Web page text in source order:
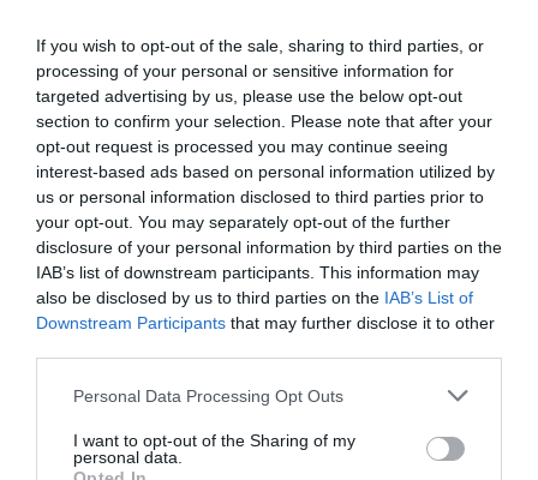
If you wish to opt-out of the sale, sharing to third parties, or
processing of your personal or sensitive information for
targeted advertising by us, please use the below opt-out
section to confirm your selection. Please note that after your
opt-out request is processed you may continue seeing
interest-based ads based on personal information utilized by
us or personal information disclosed to third parties prior to
your opt-out. You may separately opt-out of the further
disclosure of your personal information by third parties on the
IAB’s list of downstream participants. This information may
also be disclosed by us to third parties on the IAB’s List of
Downstream Participants that may further disclose it to other
Please note that this website/app uses one or more Google
not limited to your visit or usage behaviour. You may click to
grant or deny consent to Google and its third-party tags to
Personal Data Processing Opt Outs
I want to opt-out of the Sharing of my
personal data.
Το τριφύλλι ψηλά και στην Αγγλία
12.07.2026 ΤΡΙΑΘΛΟ